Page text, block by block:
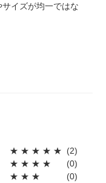
イズが均一ではな
★ ★ ★ ★ ★
(2)
★ ★ ★ ★
(0)
★ ★ ★
(0)